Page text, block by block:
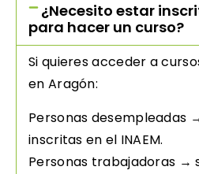
¿Necesito estar
para hacer un curso?
Si quieres acceder a
en Aragón:
Personas desempleadas
inscritas en el INAEM.
Personas trabajadoras →